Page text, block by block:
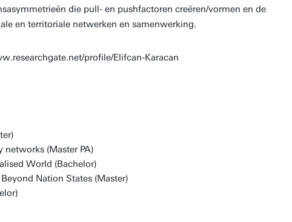
die pull- en pushfactoren creëren/vormen en de
en territoriale netwerken en samenwerking.
profile/Elifcan-Karacan
(Master PA)
World (Bachelor)
Nation States (Master)